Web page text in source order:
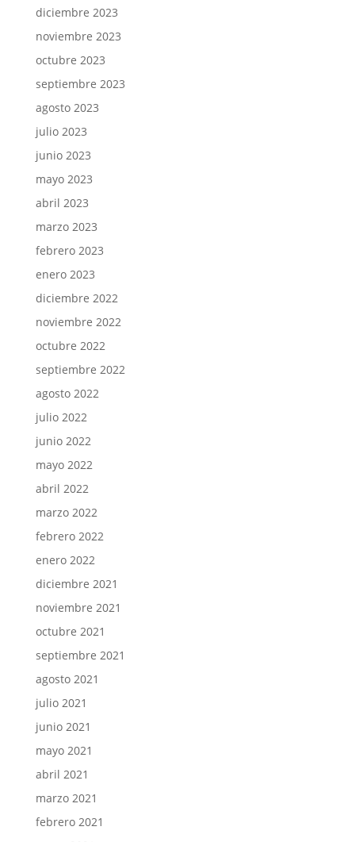
diciembre 2023
noviembre 2023
octubre 2023
septiembre 2023
agosto 2023
julio 2023
junio 2023
mayo 2023
abril 2023
marzo 2023
febrero 2023
enero 2023
diciembre 2022
noviembre 2022
octubre 2022
septiembre 2022
agosto 2022
julio 2022
junio 2022
mayo 2022
abril 2022
marzo 2022
febrero 2022
enero 2022
diciembre 2021
noviembre 2021
octubre 2021
septiembre 2021
agosto 2021
julio 2021
junio 2021
mayo 2021
abril 2021
marzo 2021
febrero 2021